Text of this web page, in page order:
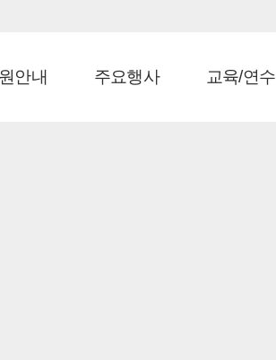
안내 주요행사 교육/연수